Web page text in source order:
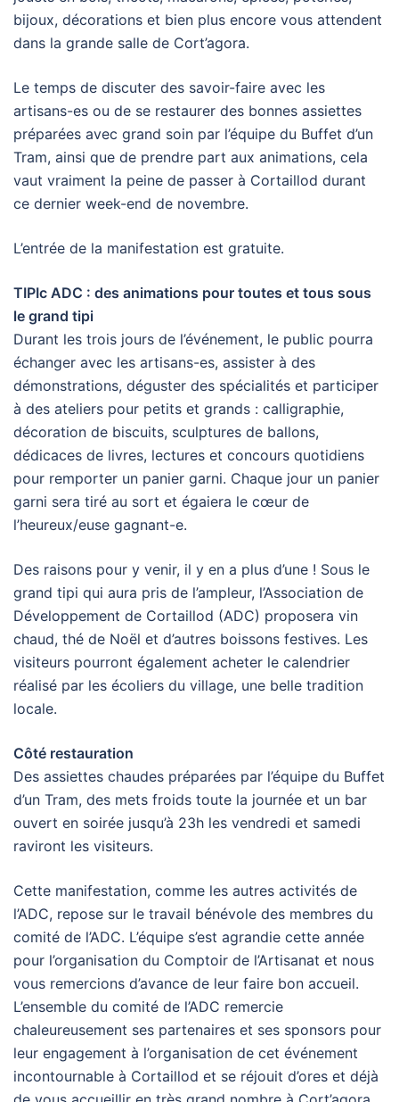
bijoux, décorations et bien plus encore vous attendent
dans la grande salle de Cort’agora.
Le temps de discuter des savoir-faire avec les
artisans-es ou de se restaurer des bonnes assiettes
préparées avec grand soin par l’équipe du Buffet d’un
Tram, ainsi que de prendre part aux animations, cela
vaut vraiment la peine de passer à Cortaillod durant
ce dernier week-end de novembre.
L’entrée de la manifestation est gratuite.
TIPIc ADC : des animations pour toutes et tous sous
le grand tipi
Durant les trois jours de l’événement, le public pourra
échanger avec les artisans-es, assister à des
démonstrations, déguster des spécialités et participer
à des ateliers pour petits et grands : calligraphie,
décoration de biscuits, sculptures de ballons,
dédicaces de livres, lectures et concours quotidiens
pour remporter un panier garni. Chaque jour un panier
garni sera tiré au sort et égaiera le cœur de
l’heureux/euse gagnant-e.
Des raisons pour y venir, il y en a plus d’une ! Sous le
grand tipi qui aura pris de l’ampleur, l’Association de
Développement de Cortaillod (ADC) proposera vin
chaud, thé de Noël et d’autres boissons festives. Les
visiteurs pourront également acheter le calendrier
réalisé par les écoliers du village, une belle tradition
locale.
Côté restauration
Des assiettes chaudes préparées par l’équipe du Buffet
d’un Tram, des mets froids toute la journée et un bar
ouvert en soirée jusqu’à 23h les vendredi et samedi
raviront les visiteurs.
Cette manifestation, comme les autres activités de
l’ADC, repose sur le travail bénévole des membres du
comité de l’ADC. L’équipe s’est agrandie cette année
pour l’organisation du Comptoir de l’Artisanat et nous
vous remercions d’avance de leur faire bon accueil.
L’ensemble du comité de l’ADC remercie
chaleureusement ses partenaires et ses sponsors pour
leur engagement à l’organisation de cet événement
incontournable à Cortaillod et se réjouit d’ores et déjà